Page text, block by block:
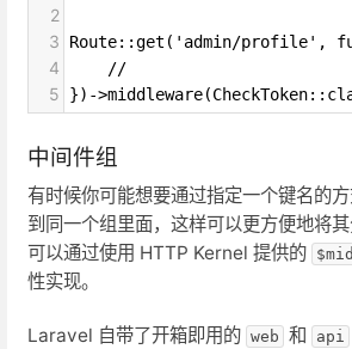
2
3
Route::get('admin/profile',
4
    //
5 })-
中间件组
有时候你可能想要通过指定一个键名的
到同一个组里面，这样可以更方便地将
可以通过使用 HTTP Kernel 提供的
性实现。
Laravel 自带了开箱即用的 web 和 api